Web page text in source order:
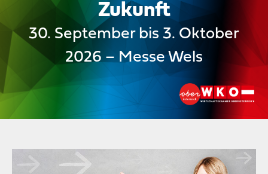
Zukunft
30. September bis 3. Oktober
2026 – Messe Wels